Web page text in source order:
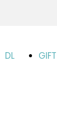
DL GIFT